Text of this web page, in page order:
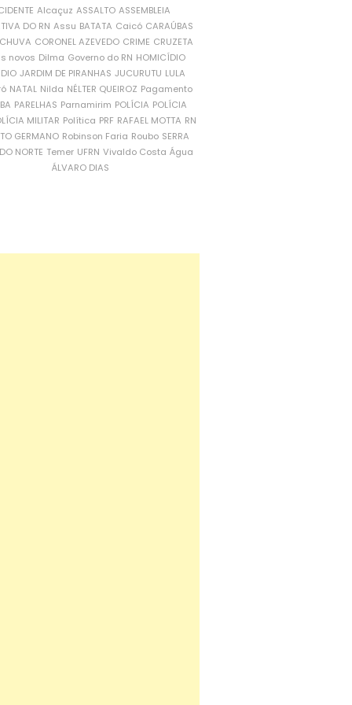
Alcaçuz ASSALTO ASSEMBLEIA
DO RN Assu BATATA Caicó CARAÚBAS
CORONEL AZEVEDO CRIME CRUZETA
novos Dilma Governo do RN HOMICÍDIO
JARDIM DE PIRANHAS JUCURUTU LULA
NATAL Nilda NÉLTER QUEIROZ Pagamento
PARELHAS Parnamirim POLÍCIA POLÍCIA
MILITAR Política PRF RAFAEL MOTTA RN
GERMANO Robinson Faria Roubo SERRA
NORTE Temer UFRN Vivaldo Costa Água
ÁLVARO DIAS